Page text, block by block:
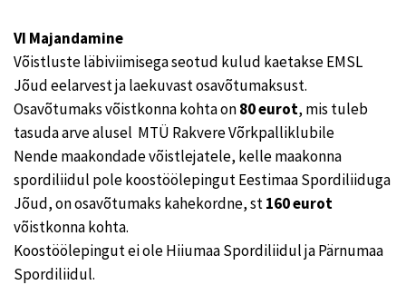
VI Majandamine
Võistluste läbiviimisega seotud kulud kaetakse EMSL
Jõud eelarvest ja laekuvast osavõtumaksust.
Osavõtumaks võistkonna kohta on80 eurot, mis tuleb
tasuda arve alusel MTÜ Rakvere Võrkpalliklubile
Nende maakondade võistlejatele, kelle maakonna
spordiliidul pole koostöölepingut Eestimaa Spordiliiduga
Jõud, on osavõtumaks kahekordne, st160 eurot
võistkonna kohta.
Koostöölepingut ei ole Hiiumaa Spordiliidul ja Pärnumaa
Spordiliidul.